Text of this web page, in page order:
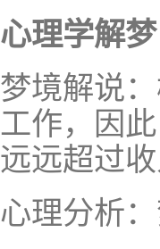
心理学解梦
梦境解说
工作，因
远远超过
心理分析